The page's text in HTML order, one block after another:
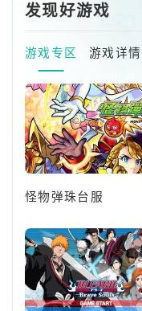
发现好游戏
游戏专区 游戏详情
怪物弹珠台服